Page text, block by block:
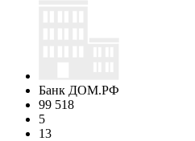
Банк ДОМ.РФ
99 518
5
13